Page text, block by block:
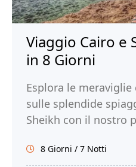
Viaggio Cairo e
in 8 Giorni
Esplora le
sulle splendide
Sheikh con il nostro
8 Giorni / 7 Notti